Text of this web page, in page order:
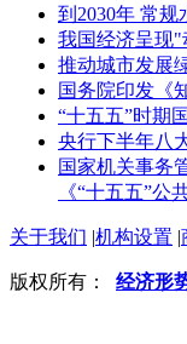
到2030年 常规
我国经济呈现
推动城市发展
国务院印发《
“十五五”时期
央行下半年八
国家机关事务
《“十五五”
关于我们 |机构设置 |
版权所有： 经济形